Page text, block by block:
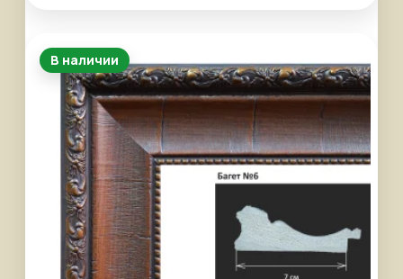
В наличии